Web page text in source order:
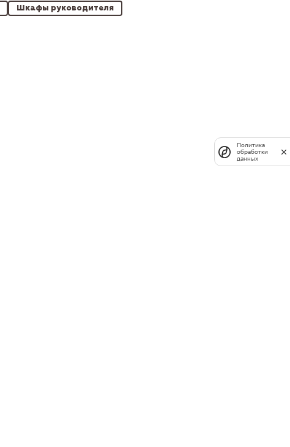
Шкафы руководителя
Политика
обработки
данных